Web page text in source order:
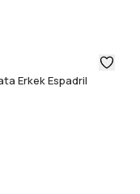
Erkek Espadril